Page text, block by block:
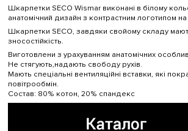
Шкарпетки SECO Wismar виконані в білому
анатомічний дизайн з контрастним логотипом
Шкарпетки SECO, завдяки свойому складу
зносостійкість.
Виготовлени з урахуванням анатомічних
Не стягують,надають свободу рухів.
Мають спеціальні вентиляційні вставки, які
повітрообмін.
Состав: 80% котон, 20% спандекс